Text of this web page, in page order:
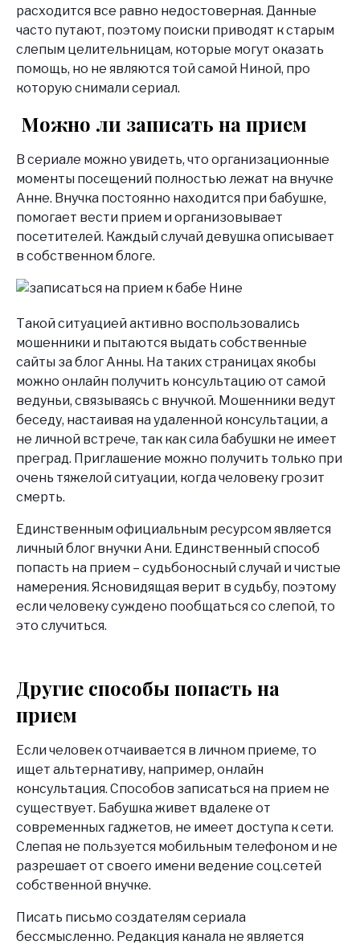
расходится все равно недостоверная. Данные
часто путают, поэтому поиски приводят к старым
слепым целительницам, которые могут оказать
помощь, но не являются той самой Ниной, про
которую снимали сериал.
Можно ли записать на прием
В сериале можно увидеть, что организационные
моменты посещений полностью лежат на внучке
Анне. Внучка постоянно находится при бабушке,
помогает вести прием и организовывает
посетителей. Каждый случай девушка описывает
в собственном блоге.
Такой ситуацией активно воспользовались
мошенники и пытаются выдать собственные
сайты за блог Анны. На таких страницах якобы
можно онлайн получить консультацию от самой
ведуньи, связываясь с внучкой. Мошенники ведут
беседу, настаивая на удаленной консультации, а
не личной встрече, так как сила бабушки не имеет
преград. Приглашение можно получить только при
очень тяжелой ситуации, когда человеку грозит
смерть.
Единственным официальным ресурсом является
личный блог внучки Ани. Единственный способ
попасть на прием – судьбоносный случай и чистые
намерения. Ясновидящая верит в судьбу, поэтому
если человеку суждено пообщаться со слепой, то
это случиться.
Другие способы попасть на
прием
Если человек отчаивается в личном приеме, то
ищет альтернативу, например, онлайн
консультация. Способов записаться на прием не
существует. Бабушка живет вдалеке от
современных гаджетов, не имеет доступа к сети.
Слепая не пользуется мобильным телефоном и не
разрешает от своего имени ведение соц.сетей
собственной внучке.
Писать письмо создателям сериала
бессмысленно. Редакция канала не является